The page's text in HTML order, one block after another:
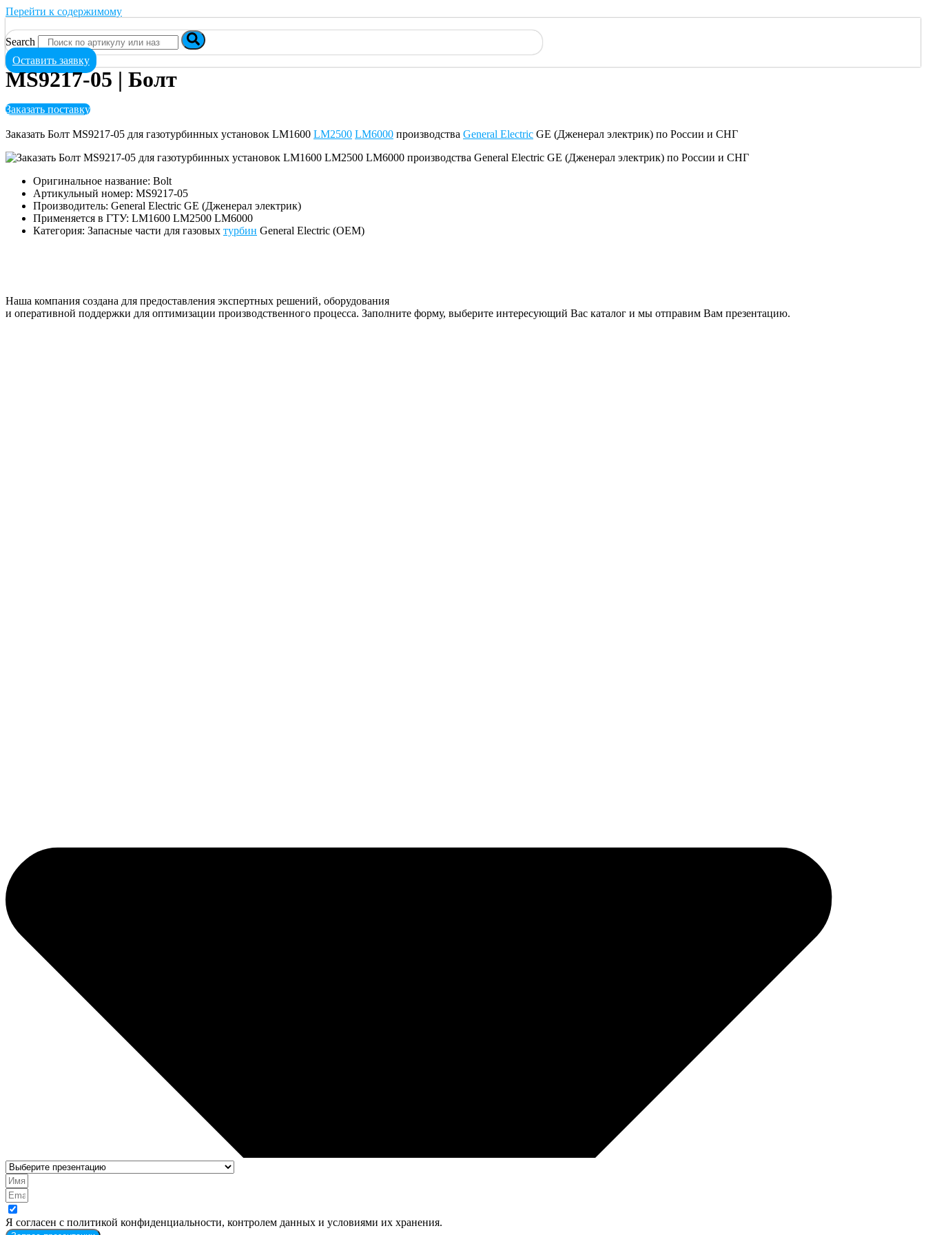
Перейти к содержимому
Search
Оставить заявку
MS9217-05 | Болт
Заказать поставку
Заказать Болт MS9217-05 для газотурбинных установок LM1600 LM2500 LM6000 производства General Electric GE (Дженерал электрик) по России и СНГ
Оригинальное название: Bolt
Артикульный номер: MS9217-05
Производитель: General Electric GE (Дженерал электрик)
Применяется в ГТУ: LM1600 LM2500 LM6000
Категория: Запасные части для газовых турбин General Electric (OEM)
Наша компания создана для предоставления экспертных решений, оборудования
и оперативной поддержки для оптимизации производственного процесса. Заполните форму, выберите интересующий Вас каталог и мы отправим Вам презентацию.
Я согласен с политикой конфиденциальности, контролем данных и условиями их хранения.